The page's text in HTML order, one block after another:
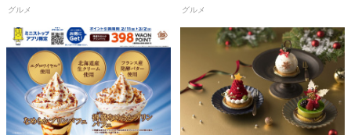
ケーキなど初夏スイーツ新作4
種、全9種が登場!!
グルメ
ン！
グルメ